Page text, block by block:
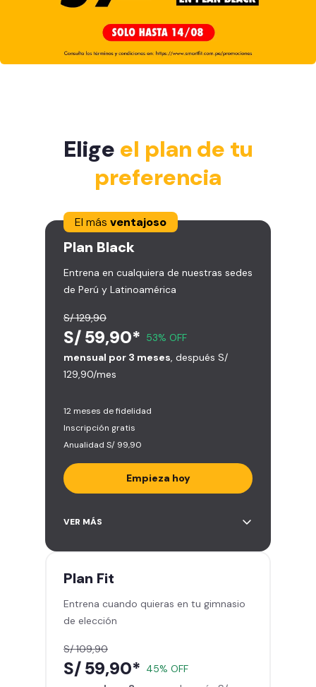
Elige el plan de tu
preferencia
El más ventajoso
Plan Black
Entrena en cualquiera de nuestras sedes
de Perú y Latinoamérica
S/ 129,90
S/ 59,90* 53% OFF
mensual por 3 meses , después S/
129,90/mes
12 meses de fidelidad
Inscripción gratis
Anualidad S/ 99,90
Empieza hoy
Entrena en todos los gimnasios de
(+2.000)
de peso libre e integrado -
Máquinas, pesas, discos y barras
Clases grupales con profesores -
Smart Fit App - Tu plan de
entrenamiento personalizado
VER MÁS
Plan Fit
Entrena cuando quieras en tu gimnasio
de elección
S/ 109,90
S/ 59,90* 45% OFF